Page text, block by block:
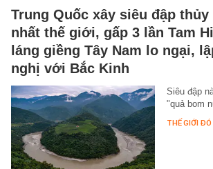
Trung Quốc xây siêu đập
nhất thế giới, gấp 3 lần Tam
láng giềng Tây Nam lo ngại,
nghị với Bắc Kinh
Siêu đập
"quả bom
THẾ GIỚI